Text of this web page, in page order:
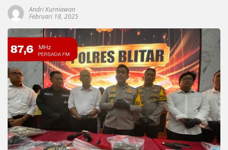
Andri Kurniawan
Februari 18, 2025